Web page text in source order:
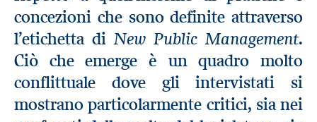
concezioni che sono definite attraverso
l’etichetta diNew Public Management.
Ciò che emerge è un quadro molto
conflittuale dove gli intervistati si
mostrano particolarmente critici, sia nei